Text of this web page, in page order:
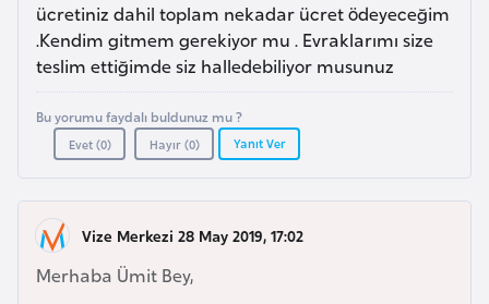
r
i
ücretiniz dahil toplam nekadar ücret ödeyeceğim
.Kendim gitmem gerekiyor mu . Evraklarımı size
teslim ettiğimde siz halledebiliyor musunuz
Bu yorumu faydalı buldunuz mu ?
Evet (0) Hayır (0) Yanıt Ver
Vize Merkezi 28 May 2019, 17:02
Merhaba Ümit Bey,
r
b
y
n
a